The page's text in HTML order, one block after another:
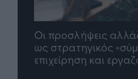
Οι προσλήψεις
ως στρατηγικός
επιχείρηση και